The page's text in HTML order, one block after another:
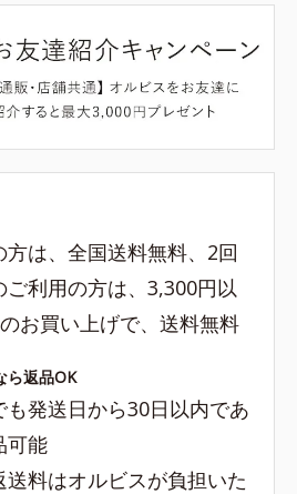
方は、全国送料無料、2回
ご利用の方は、3,300円以
お買い上げで、送料無料
ら返品OK
も発送日から30日以内であ
可能
料はオルビスが負担いた